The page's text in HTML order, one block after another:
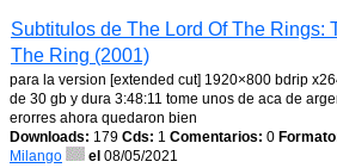
Subtitulos de The Lord Of The Rings:
The Ring (2001)
para la version [extended cut] 1920×800 bdrip
de 30 gb y dura 3:48:11 tome unos de aca de
erorres ahora quedaron bien
Downloads: 179 Cds: 1 Comentarios: 0
Milango
el 08/05/2021